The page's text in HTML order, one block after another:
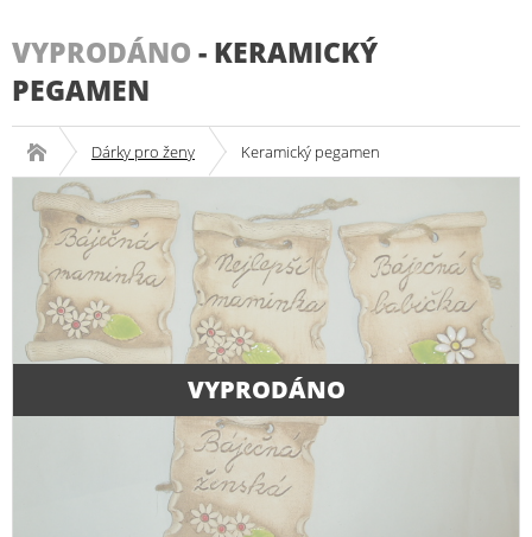
VYPRODÁNO - KERAMICKÝ
PEGAMEN
Dárky pro ženy Keramický pegamen
VYPRODÁNO